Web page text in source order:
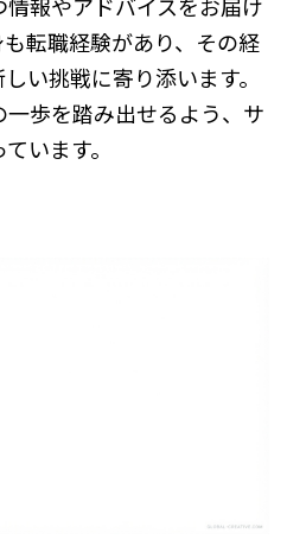
転職経験があり、その経
い挑戦に寄り添います。
歩を踏み出せるよう、サ
います。